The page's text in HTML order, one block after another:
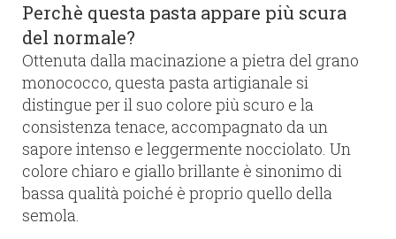
Perchè questa pasta appare più scura
del normale?
Ottenuta dalla macinazione a pietra del grano
monococco, questa pasta artigianale si
distingue per il suo colore più scuro e la
consistenza tenace, accompagnato da un
sapore intenso e leggermente nocciolato. Un
colore chiaro e giallo brillante è sinonimo di
bassa qualità poiché è proprio quello della
semola.